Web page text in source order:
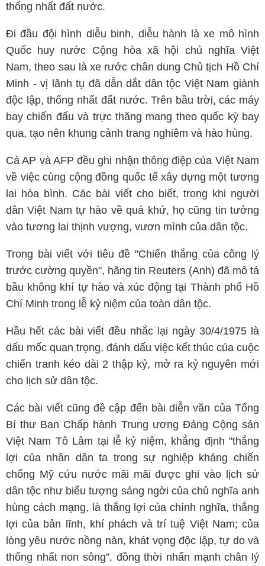
thống nhất đất nước.
Đi đầu đội hình diễu binh, diễu hành là xe mô hình
Quốc huy nước Cộng hòa xã hội chủ nghĩa Việt
Nam, theo sau là xe rước chân dung Chủ tịch Hồ Chí
Minh - vị lãnh tụ đã dẫn dắt dân tộc Việt Nam giành
độc lập, thống nhất đất nước. Trên bầu trời, các máy
bay chiến đấu và trực thăng mang theo quốc kỳ bay
qua, tạo nên khung cảnh trang nghiêm và hào hùng.
Cả AP và AFP đều ghi nhận thông điệp của Việt Nam
về việc cùng cộng đồng quốc tế xây dựng một tương
lai hòa bình. Các bài viết cho biết, trong khi người
dân Việt Nam tự hào về quá khứ, họ cũng tin tưởng
vào tương lai thịnh vượng, vươn mình của dân tộc.
Trong bài viết với tiêu đề "Chiến thắng của công lý
trước cường quyền", hãng tin Reuters (Anh) đã mô tả
bầu không khí tự hào và xúc động tại Thành phố Hồ
Chí Minh trong lễ kỷ niệm của toàn dân tộc.
Hầu hết các bài viết đều nhắc lại ngày 30/4/1975 là
dấu mốc quan trọng, đánh dấu việc kết thúc của cuộc
chiến tranh kéo dài 2 thập kỷ, mở ra kỷ nguyên mới
cho lịch sử dân tộc.
Các bài viết cũng đề cập đến bài diễn văn của Tổng
Bí thư Ban Chấp hành Trung ương Đảng Cộng sản
Việt Nam Tô Lâm tại lễ kỷ niệm, khẳng định "thắng
lợi của nhân dân ta trong sự nghiệp kháng chiến
chống Mỹ cứu nước mãi mãi được ghi vào lịch sử
dân tộc như biểu tượng sáng ngời của chủ nghĩa anh
hùng cách mạng, là thắng lợi của chính nghĩa, thắng
lợi của bản lĩnh, khí phách và trí tuệ Việt Nam; của
lòng yêu nước nồng nàn, khát vọng độc lập, tự do và
thống nhất non sông”, đồng thời nhấn mạnh chân lý